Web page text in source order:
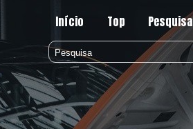
Início Top Pesquisa